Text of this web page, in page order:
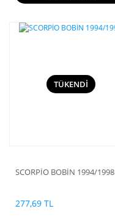
TÜKENDİ
SCORPİO BOBİN 1994/1998
277,69 TL